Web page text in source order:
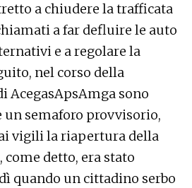
a chiudere la trafficata
a far defluire le auto
e a regolare la
nel corso della
AcegasApsAmga sono
semaforo provvisorio,
vigili la riapertura della
come detto, era stato
quando un cittadino serbo